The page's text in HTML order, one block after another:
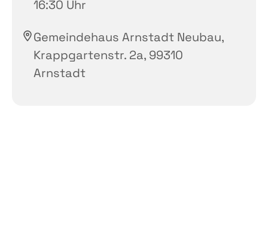
16:30 Uhr
Gemeindehaus Arnstadt Neubau,
Krappgartenstr. 2a, 99310
Arnstadt